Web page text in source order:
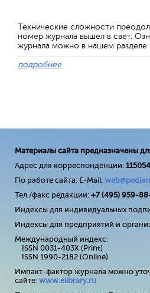
Технические сложности
номер журнала вышел в свет.
журнала можно в нашем
подробнее
Материалы сайта предназначены
Адрес для корреспонденции:
По работе сайта: E-Mail:
Тел./факс редакции: +7 (495) 959-
Индексы для индивидуальных
Индексы для предприятий и
Международный индекс:
ISSN 0031-403X (Print)
ISSN 1990-2182 (Online)
Импакт-фактор журнала можно
сайте: www.elibrary.ru